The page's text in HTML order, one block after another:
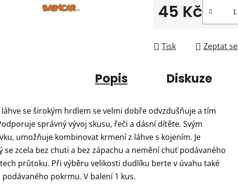
45 Kč
Měrná cena:
Tisk Zeptat se
Popis Diskuze
se širokým hrdlem se velmi dobře odvzdušňuje a tím
správný vývoj skusu, řeči a dásní dítěte. Svým
umožňuje kombinovat krmení z láhve s kojením. Je
zcela bez chuti a bez zápachu a nemění chuť podávaného
průtoku. Při výběru velikosti dudlíku berte v úvahu také
pokrmu. V balení 1 kus.